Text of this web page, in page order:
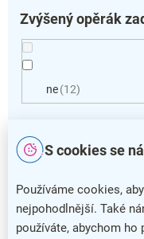
S cookies se
Používáme cookies,
nejpohodlnější. Také
používáte, abychom
Zvýšený opěrák
ne 12